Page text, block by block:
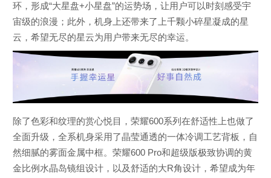
环，形成“大星盘+小星盘”的运势场，让用户可以时刻感受宇
宙级的浪漫；此外，机身上还带来了上千颗小碎星凝成的星
云，希望无尽的星云为用户带来无尽的幸运。
除了色彩和纹理的赏心悦目，荣耀600系列在舒适性上也做了
全面升级，全系机身采用了晶莹通透的一体冷调工艺背板，自
然细腻的雾面金属中框。荣耀600 Pro和超级版极致协调的黄
金比例水晶岛镜组设计，以及舒适的大R角设计，希望成为年